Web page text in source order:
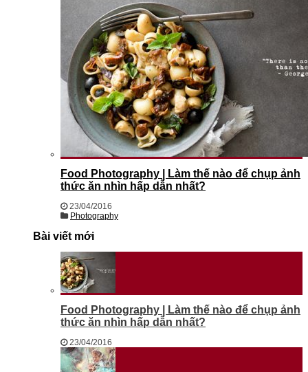
Food Photography | Làm thế nào để chụp ảnh
thức ăn nhìn hấp dẫn nhất?
23/04/2016
Photography
Bài viết mới
Food Photography | Làm thế nào để chụp ảnh
thức ăn nhìn hấp dẫn nhất?
23/04/2016